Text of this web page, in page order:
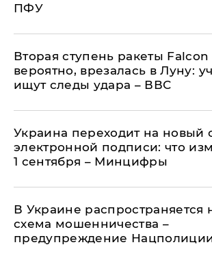
ПФУ
Вторая ступень ракеты Falcon
вероятно, врезалась в Луну:
ищут следы удара – ВВС
Украина переходит на новый
электронной подписи: что
1 сентября – Минцифры
В Украине распространяется
схема мошенничества –
предупреждение